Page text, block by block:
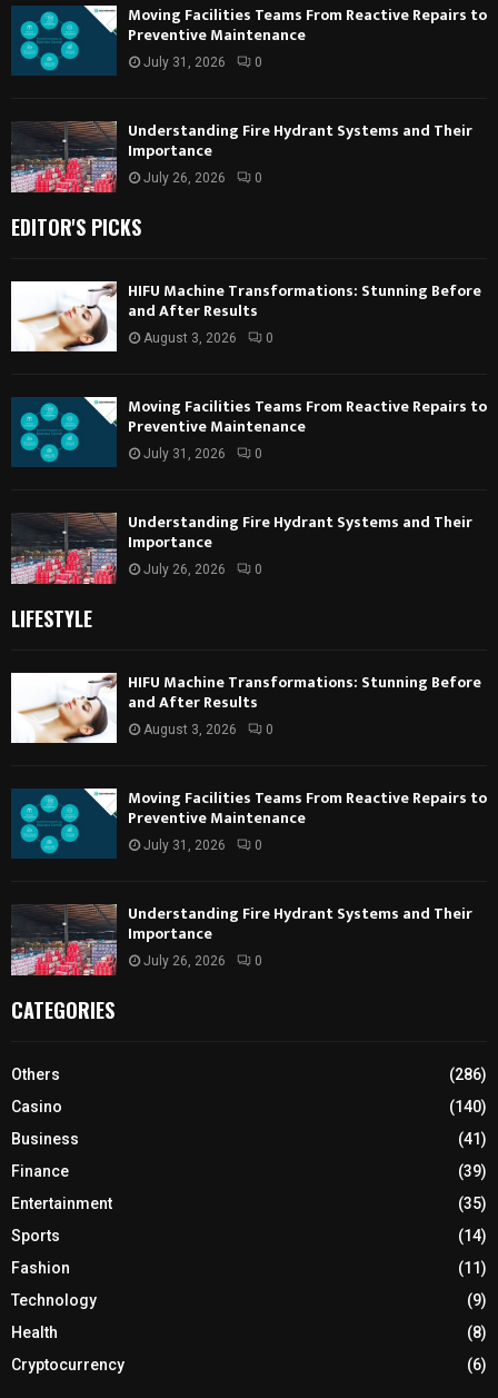
Moving Facilities Teams From Reactive Repairs to
Preventive Maintenance
July 31, 2026 0
Understanding Fire Hydrant Systems and Their
Importance
July 26, 2026 0
EDITOR'S PICKS
HIFU Machine Transformations: Stunning Before
and After Results
August 3, 2026 0
Moving Facilities Teams From Reactive Repairs to
Preventive Maintenance
July 31, 2026 0
Understanding Fire Hydrant Systems and Their
Importance
July 26, 2026 0
LIFESTYLE
HIFU Machine Transformations: Stunning Before
and After Results
August 3, 2026 0
Moving Facilities Teams From Reactive Repairs to
Preventive Maintenance
July 31, 2026 0
Understanding Fire Hydrant Systems and Their
Importance
July 26, 2026 0
CATEGORIES
Others
(286)
Casino
(140)
Business
(41)
Finance
(39)
Entertainment
(35)
Sports
(14)
Fashion
(11)
Technology
(9)
Health
(8)
Cryptocurrency
(6)